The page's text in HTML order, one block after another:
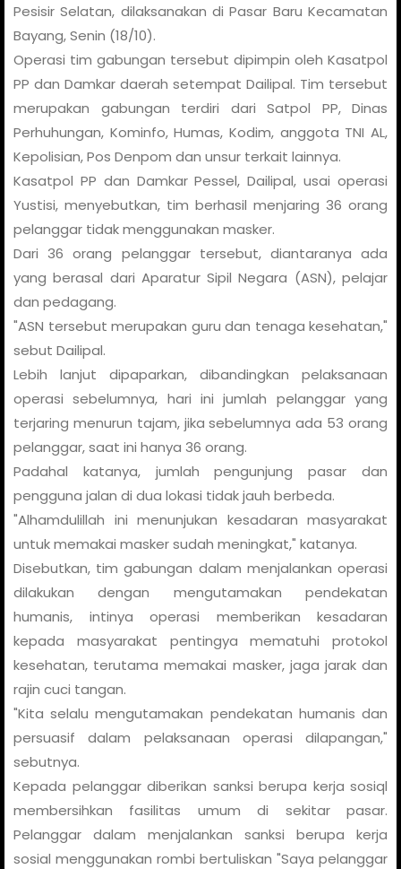
Pesisir Selatan, dilaksanakan di Pasar Baru Kecamatan
Bayang, Senin (18/10).
Operasi tim gabungan tersebut dipimpin oleh Kasatpol
PP dan Damkar daerah setempat Dailipal. Tim tersebut
merupakan gabungan terdiri dari Satpol PP, Dinas
Perhuhungan, Kominfo, Humas, Kodim, anggota TNI AL,
Kepolisian, Pos Denpom dan unsur terkait lainnya.
Kasatpol PP dan Damkar Pessel, Dailipal, usai operasi
Yustisi, menyebutkan, tim berhasil menjaring 36 orang
pelanggar tidak menggunakan masker.
Dari 36 orang pelanggar tersebut, diantaranya ada
yang berasal dari Aparatur Sipil Negara (ASN), pelajar
dan pedagang.
"ASN tersebut merupakan guru dan tenaga kesehatan,"
sebut Dailipal.
Lebih lanjut dipaparkan, dibandingkan pelaksanaan
operasi sebelumnya, hari ini jumlah pelanggar yang
terjaring menurun tajam, jika sebelumnya ada 53 orang
pelanggar, saat ini hanya 36 orang.
Padahal katanya, jumlah pengunjung pasar dan
pengguna jalan di dua lokasi tidak jauh berbeda.
"Alhamdulillah ini menunjukan kesadaran masyarakat
untuk memakai masker sudah meningkat," katanya.
Disebutkan, tim gabungan dalam menjalankan operasi
dilakukan dengan mengutamakan pendekatan
humanis, intinya operasi memberikan kesadaran
kepada masyarakat pentingya mematuhi protokol
kesehatan, terutama memakai masker, jaga jarak dan
rajin cuci tangan.
"Kita selalu mengutamakan pendekatan humanis dan
persuasif dalam pelaksanaan operasi dilapangan,"
sebutnya.
Kepada pelanggar diberikan sanksi berupa kerja sosiql
membersihkan fasilitas umum di sekitar pasar.
Pelanggar dalam menjalankan sanksi berupa kerja
sosial menggunakan rombi bertuliskan "Saya pelanggar